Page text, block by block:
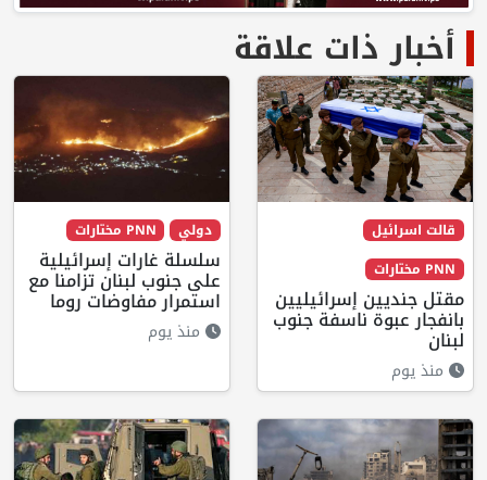
أخبار ذات علاقة
قالت اسرائيل
PNN مختارات
مقتل جنديين إسرائيليين
بانفجار عبوة ناسفة جنوب
لبنان
منذ يوم
دولي PNN مختارات
سلسلة غارات إسرائيلية
على جنوب لبنان تزامنا مع
استمرار مفاوضات روما
منذ يوم